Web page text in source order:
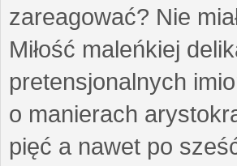
zareagować? Nie
Miłość maleńkiej
pretensjonalnych
o manierach
pięć a nawet po